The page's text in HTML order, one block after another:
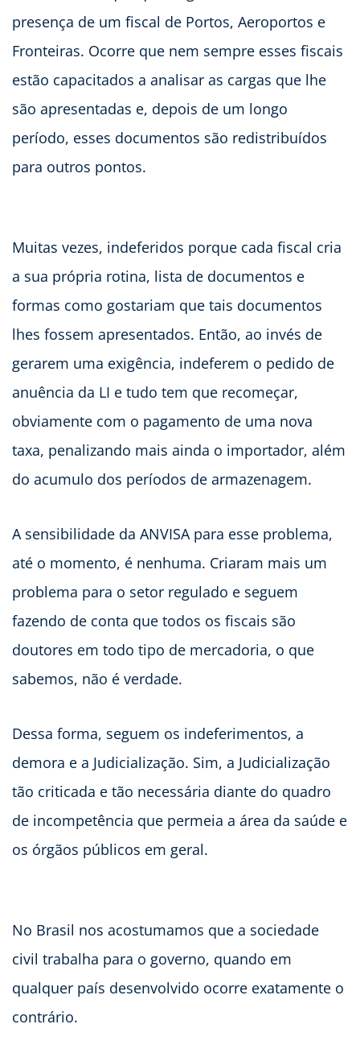
presença de um fiscal de Portos, Aeroportos e
Fronteiras. Ocorre que nem sempre esses fiscais
estão capacitados a analisar as cargas que lhe
são apresentadas e, depois de um longo
período, esses documentos são redistribuídos
para outros pontos.
Muitas vezes, indeferidos porque cada fiscal cria
a sua própria rotina, lista de documentos e
formas como gostariam que tais documentos
lhes fossem apresentados. Então, ao invés de
gerarem uma exigência, indeferem o pedido de
anuência da LI e tudo tem que recomeçar,
obviamente com o pagamento de uma nova
taxa, penalizando mais ainda o importador, além
do acumulo dos períodos de armazenagem.
A sensibilidade da ANVISA para esse problema,
até o momento, é nenhuma. Criaram mais um
problema para o setor regulado e seguem
fazendo de conta que todos os fiscais são
doutores em todo tipo de mercadoria, o que
sabemos, não é verdade.
Dessa forma, seguem os indeferimentos, a
demora e a Judicialização. Sim, a Judicialização
tão criticada e tão necessária diante do quadro
de incompetência que permeia a área da saúde e
os órgãos públicos em geral.
No Brasil nos acostumamos que a sociedade
civil trabalha para o governo, quando em
qualquer país desenvolvido ocorre exatamente o
contrário.